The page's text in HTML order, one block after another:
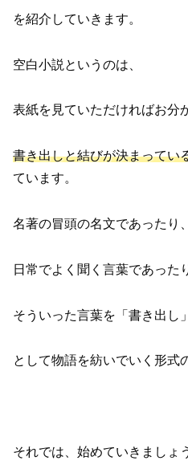
を紹介していきます。
空白小説というのは、
表紙を見ていただければお分
書き出しと結びが決まってい
ています。
名著の冒頭の名文であったり、
日常でよく聞く言葉であった
そういった言葉を「書き出し
として物語を紡いでいく形式
それでは、始めていきましょ